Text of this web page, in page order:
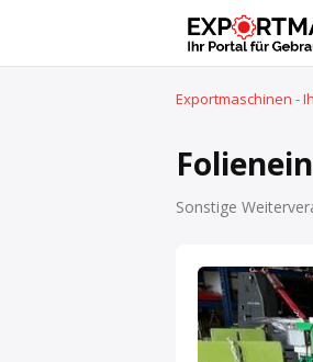
Exportmaschinen -
Sonstige